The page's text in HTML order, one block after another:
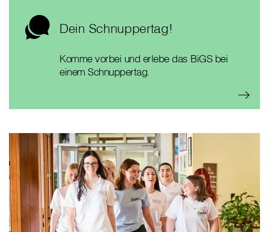
Dein Schnuppertag!
Komme vorbei und erlebe das BiGS bei
einem Schnuppertag.